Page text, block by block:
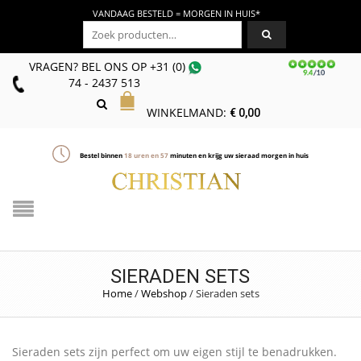
VANDAAG BESTELD = MORGEN IN HUIS*
Zoeken naar:
VRAGEN? BEL ONS OP+31 (0)
74 - 2437 513
WINKELMAND: €0,00
Bestel binnen18uren en57minuten en krijg uw sieraad morgen in huis
SIERADEN SETS
Home/Webshop/Sieraden sets
Sieraden sets zijn perfect om uw eigen stijl te benadrukken.